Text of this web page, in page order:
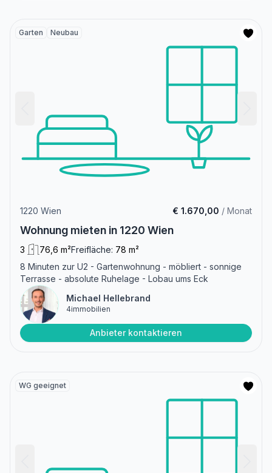
Garten Neubau
1220 Wien € 1.670,00 / Monat
Wohnung mieten in 1220 Wien
3 76,6 m²Freifläche: 78 m²
8 Minuten zur U2 - Gartenwohnung - möbliert - sonnige
Terrasse - absolute Ruhelage - Lobau ums Eck
Michael Hellebrand
4immobilien
Anbieter kontaktieren
WG geeignet